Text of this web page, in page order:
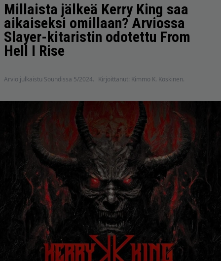
Millaista jälkeä Kerry King saa
aikaiseksi omillaan? Arviossa
Slayer-kitaristin odotettu From
Hell I Rise
Arvio julkaistu Soundissa 5/2024. Kirjoittanut: Kimmo K. Koskinen.